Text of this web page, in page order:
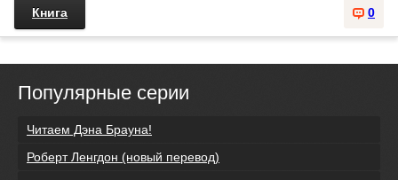
0
Книга
Популярные серии
Читаем Дэна Брауна!
Роберт Ленгдон (новый перевод)